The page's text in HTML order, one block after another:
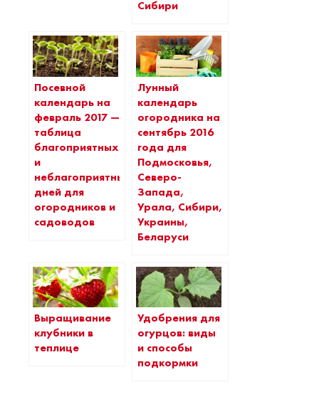
Сибири
Посевной
календарь на
февраль 2017 —
таблица
благоприятных
и
неблагоприятных
дней для
огородников и
садоводов
Лунный
календарь
огородника на
сентябрь 2016
года для
Подмосковья,
Северо-
Запада,
Урала, Сибири,
Украины,
Беларуси
Выращивание
клубники в
теплице
Удобрения для
огурцов: виды
и способы
подкормки